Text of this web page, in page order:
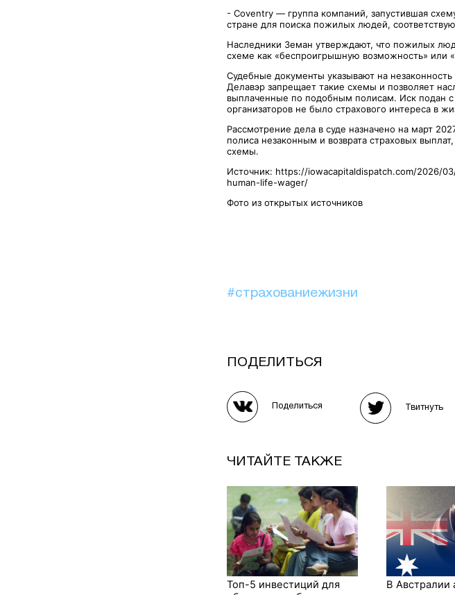
- Coventry — группа компаний, запустившая
стране для поиска пожилых людей,
Наследники Земан утверждают, что пожилых
схеме как «беспроигрышную возможность» или
Судебные документы указывают на незаконность
Делавэр запрещает такие схемы и позволяет
выплаченные по подобным полисам. Иск подан
организаторов не было страхового интереса в
Рассмотрение дела в суде назначено на март
полиса незаконным и возврата страховых
схемы.
Источник: https://iowacapitaldispatch.com/2026/
human-life-wager/
Фото из открытых источников
#страхованиежизни
ПОДЕЛИТЬСЯ
Поделиться Твитнуть
ЧИТАЙТЕ ТАКЖЕ
Топ-5 инвестиций для
В Австралии